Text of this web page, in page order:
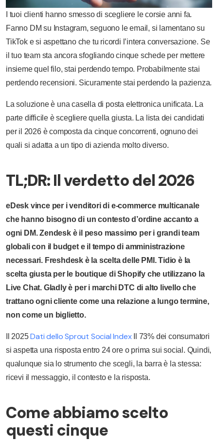
I tuoi clienti hanno smesso di scegliere le corsie anni fa.
Fanno DM su Instagram, seguono le email, si lamentano su
TikTok e si aspettano che tu ricordi l’intera conversazione. Se
il tuo team sta ancora sfogliando cinque schede per mettere
insieme quel filo, stai perdendo tempo. Probabilmente stai
perdendo recensioni. Sicuramente stai perdendo la pazienza.
La soluzione è una casella di posta elettronica unificata. La
parte difficile è scegliere quella giusta. La lista dei candidati
per il 2026 è composta da cinque concorrenti, ognuno dei
quali si adatta a un tipo di azienda molto diverso.
TL;DR: Il verdetto del 2026
eDesk vince per i venditori di e-commerce multicanale
che hanno bisogno di un contesto d’ordine accanto a
ogni DM. Zendesk è il peso massimo per i grandi team
globali con il budget e il tempo di amministrazione
necessari. Freshdesk è la scelta delle PMI. Tidio è la
scelta giusta per le boutique di Shopify che utilizzano la
Live Chat. Gladly è per i marchi DTC di alto livello che
trattano ogni cliente come una relazione a lungo termine,
non come un biglietto.
Il 2025 Dati dello Sprout Social IndexIl 73% dei consumatori
si aspetta una risposta entro 24 ore o prima sui social. Quindi,
qualunque sia lo strumento che scegli, la barra è la stessa:
ricevi il messaggio, il contesto e la risposta.
Come abbiamo scelto
questi cinque